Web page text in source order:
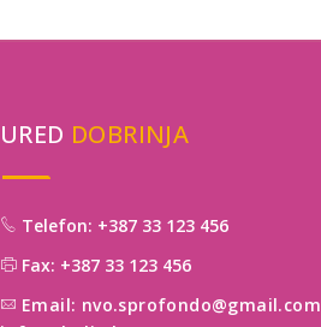
URED DOBRINJA
Telefon: +387 33 123 456
Fax: +387 33 123 456
Email: nvo.sprofondo@gmail.com